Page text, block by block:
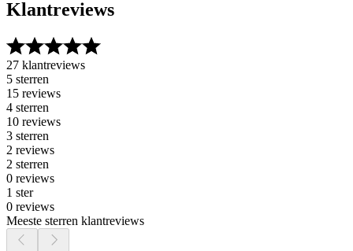
Klantreviews
27 klantreviews
5 sterren
15 reviews
4 sterren
10 reviews
3 sterren
2 reviews
2 sterren
0 reviews
1 ster
0 reviews
Meeste sterren klantreviews